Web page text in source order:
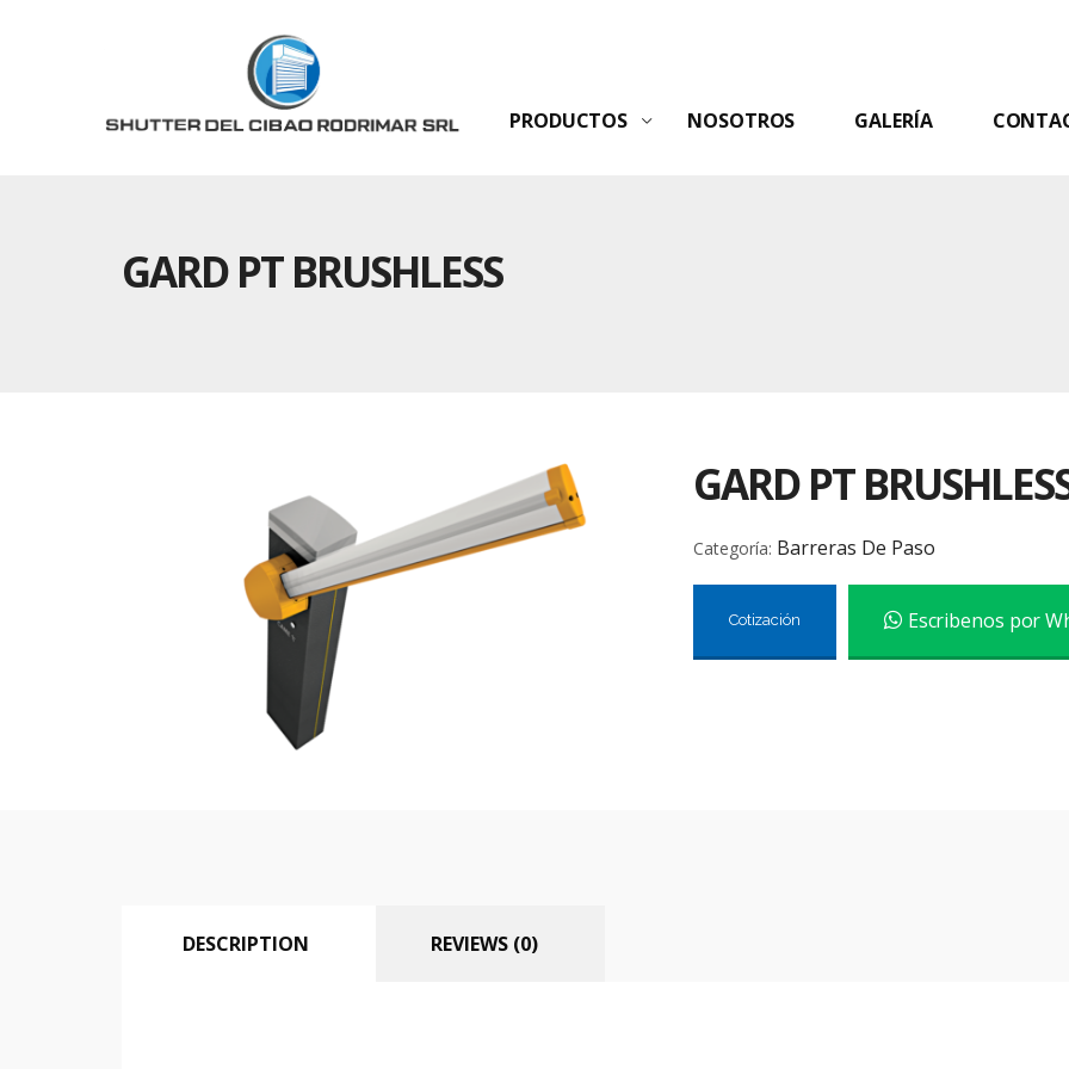
PRODUCTOS NOSOTROS GALERÍA
GARD PT BRUSHLESS
GARD PT
Categoría: Barreras De Paso
Cotización Escribenos por
DESCRIPTION REVIEWS (0)